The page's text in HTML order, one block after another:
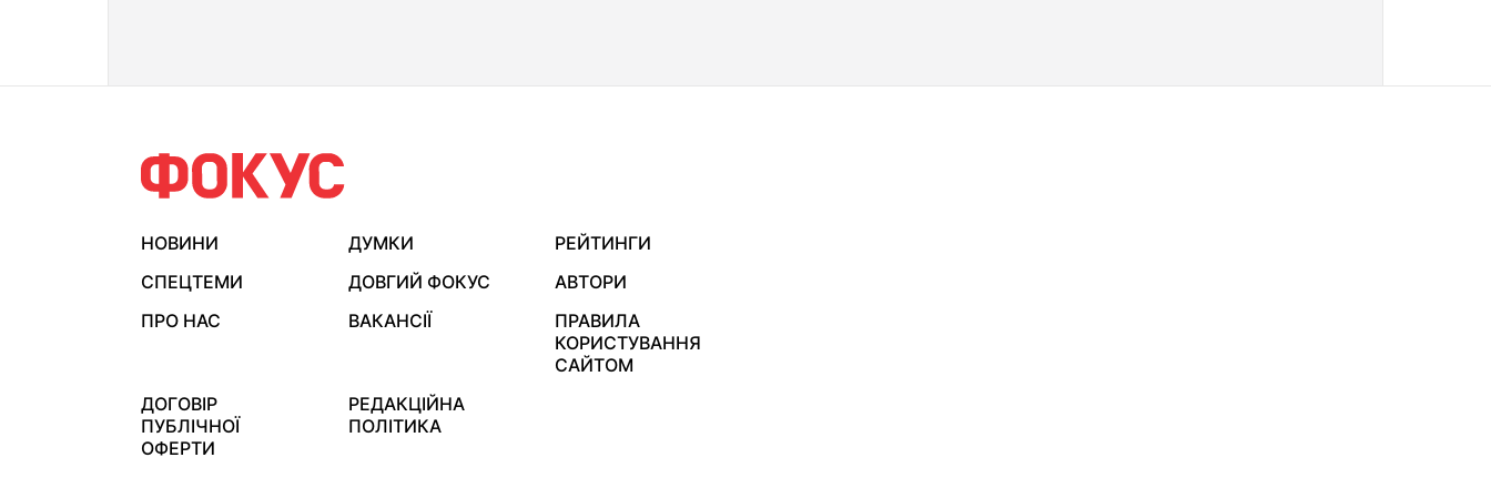
НОВИНИ ДУМКИ
РЕЙТИНГИ
СПЕЦТЕМИ
ДОВГИЙ ФОКУС
АВТОРИ
ПРО НАС
ВАКАНСІЇ
ПРАВИЛА
КОРИСТУВАННЯ
САЙТОМ
ДОГОВІР
ПУБЛІЧНОЇ
ОФЕРТИ
РЕДАКЦІЙНА
ПОЛІТИКА